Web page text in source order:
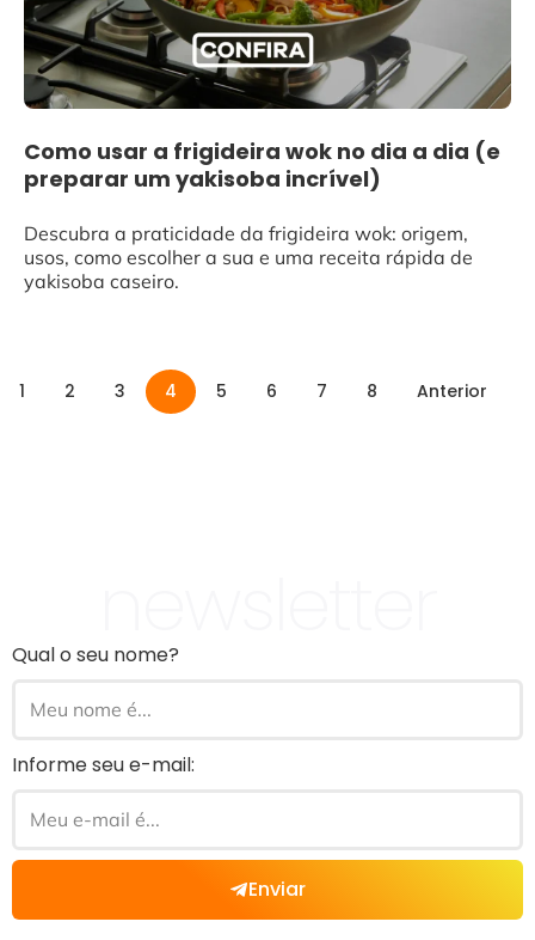
Como usar a frigideira wok no dia a dia (e
preparar um yakisoba incrível)
Descubra a praticidade da frigideira wok: origem,
usos, como escolher a sua e uma receita rápida de
yakisoba caseiro.
1 2 3 4 5 6 7 8 Anterior
Qual o seu nome?
Informe seu e-mail:
Enviar